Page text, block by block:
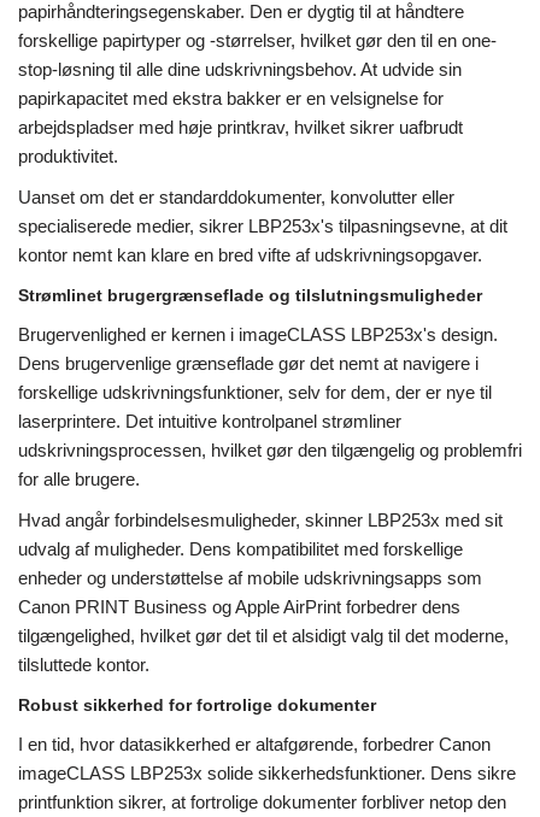
papirhåndteringsegenskaber. Den er dygtig til at håndtere
forskellige papirtyper og -størrelser, hvilket gør den til en one-
stop-løsning til alle dine udskrivningsbehov. At udvide sin
papirkapacitet med ekstra bakker er en velsignelse for
arbejdspladser med høje printkrav, hvilket sikrer uafbrudt
produktivitet.
Uanset om det er standarddokumenter, konvolutter eller
specialiserede medier, sikrer LBP253x's tilpasningsevne, at dit
kontor nemt kan klare en bred vifte af udskrivningsopgaver.
Strømlinet brugergrænseflade og tilslutningsmuligheder
Brugervenlighed er kernen i imageCLASS LBP253x's design.
Dens brugervenlige grænseflade gør det nemt at navigere i
forskellige udskrivningsfunktioner, selv for dem, der er nye til
laserprintere. Det intuitive kontrolpanel strømliner
udskrivningsprocessen, hvilket gør den tilgængelig og problemfri
for alle brugere.
Hvad angår forbindelsesmuligheder, skinner LBP253x med sit
udvalg af muligheder. Dens kompatibilitet med forskellige
enheder og understøttelse af mobile udskrivningsapps som
Canon PRINT Business og Apple AirPrint forbedrer dens
tilgængelighed, hvilket gør det til et alsidigt valg til det moderne,
tilsluttede kontor.
Robust sikkerhed for fortrolige dokumenter
I en tid, hvor datasikkerhed er altafgørende, forbedrer Canon
imageCLASS LBP253x solide sikkerhedsfunktioner. Dens sikre
printfunktion sikrer, at fortrolige dokumenter forbliver netop den